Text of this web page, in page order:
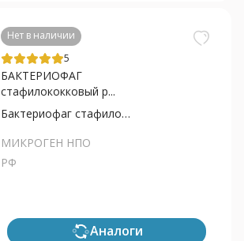
Нет в наличии
5
БАКТЕРИОФАГ
стафилококковый р...
Бактериофаг стафилококковый
МИКРОГЕН НПО
РФ
Аналоги